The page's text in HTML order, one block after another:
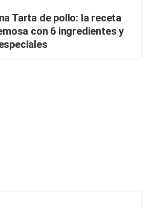
Tarta de pollo: la receta
con 6 ingredientes y